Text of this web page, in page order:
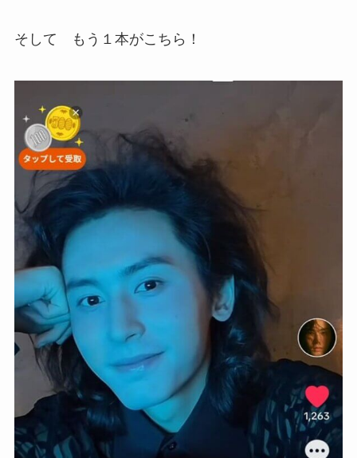
そして もう１本がこちら！